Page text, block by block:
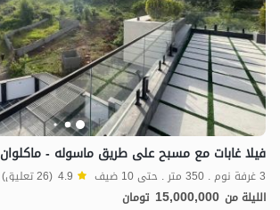
فيلا غابات مع مسبح على طريق ماسوله - ماكلوان
3 غرفة نوم . 350 متر . حتى 10 ضيف 4.9 (26 تعليق)
الليلة من 15,000,000 تومان